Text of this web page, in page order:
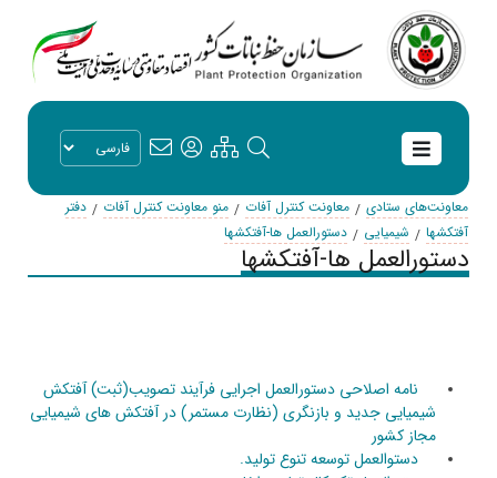
معاونت‌های ستادی معاونت کنترل آفات منو معاونت کنترل آفات
دفتر
آفتکشها
شیمیایی دستورالعمل ها-آفتکشها
دستورالعمل ها-آفتکشها
نامه اصلاحی دستورالعمل اجرایی فرآیند تصویب(ثبت) آفتکش
شیمیایی جدید و بازنگری (نظارت مستمر) در آفتکش های شیمیایی
مجاز کشور
دستوالعمل توسعه تنوع تولید.